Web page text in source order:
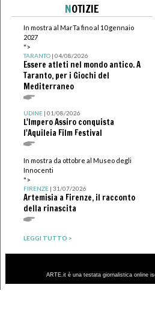
NOTIZIE
In mostra al MarTa fino al 10 gennaio
2027
">
TARANTO| 04/08/2026
Essere atleti nel mondo antico. A
Taranto, per i Giochi del
Mediterraneo
UDINE| 01/08/2026
L'Impero Assiro conquista
l'Aquileia Film Festival
In mostra da ottobre al Museo degli
Innocenti
">
FIRENZE| 31/07/2026
Artemisia a Firenze, il racconto
della rinascita
LEGGI TUTTO >
ARTE.it è una testata giornalistica online